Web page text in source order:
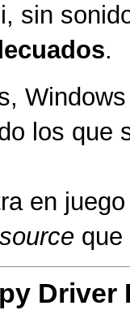
sin
.
los que
en
que